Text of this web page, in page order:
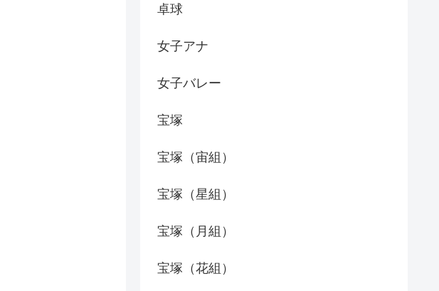
卓球
女子アナ
女子バレー
宝塚
宝塚（宙組）
宝塚（星組）
宝塚（月組）
宝塚（花組）